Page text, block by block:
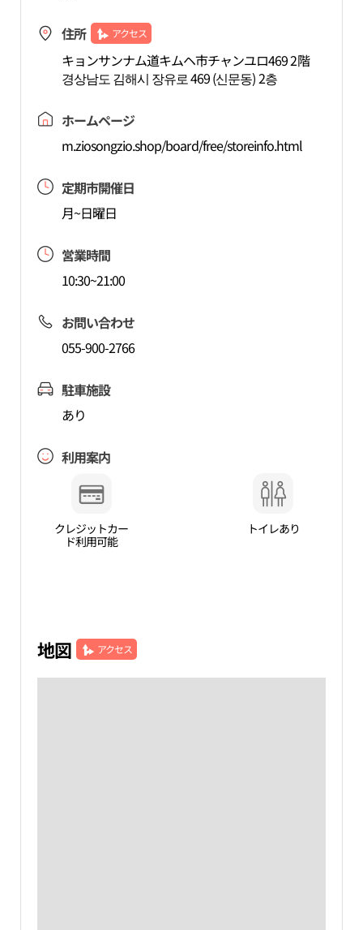
住所 アクセス
キョンサンナム道キムヘ市チャンユロ469 2階
경상남도 김해시 장유로 469 (신문동) 2층
ホームページ
m.ziosongzio.shop/board/free/storeinfo.html
定期市開催日
月~日曜日
営業時間
10:30~21:00
お問い合わせ
055-900-2766
駐車施設
あり
利用案内
クレジットカー
ド利用可能
トイレあり
地図 アクセス